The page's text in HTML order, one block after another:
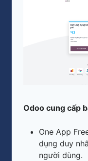
Odoo cung cấp
One App
dụng duy
người dùng.​